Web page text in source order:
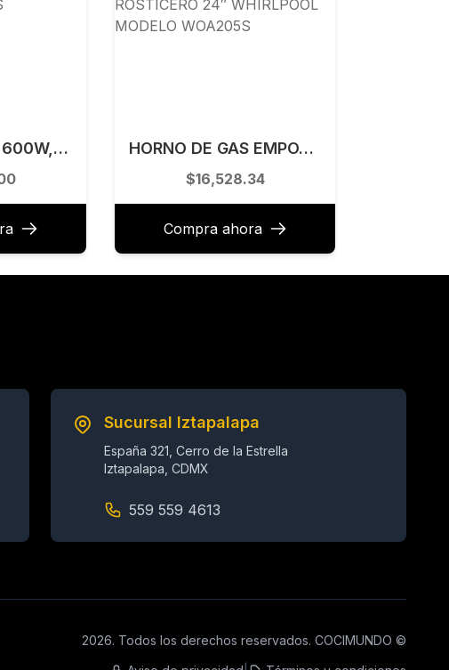
Batidora SMEG 600W, 4.8 Lt, 10 VELOCIDADES COLOR ROJO. SMF02RDUS HORNO DE GAS EMPOTRABLE CON ROSTICERO 24″ WHIRLPOOL MODELO WOA205S
$16,528.34
Compra ahora
Sucursal Iztapalapa
España 321, Cerro de la Estrella
Iztapalapa, CDMX
559 559 4613
2026. Todos los derechos reservados. COCIMUNDO ©